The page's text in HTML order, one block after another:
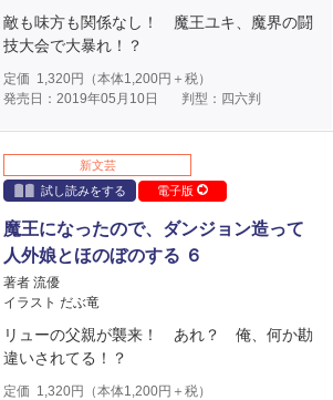
敵も味方も関係なし！ 魔王ユキ、魔界の闘
技大会で大暴れ！？
定価 1,320円（本体1,200円＋税）
発売日：2019年05月10日
判型：四六判
新文芸
試し読みをする
電子版
魔王になったので、ダンジョン造って
人外娘とほのぼのする ６
著者 流優
イラスト だぶ竜
リューの父親が襲来！ あれ？ 俺、何か勘
違いされてる！？
定価 1,320円（本体1,200円＋税）